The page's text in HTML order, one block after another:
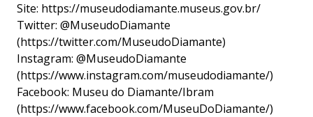
Site: https://museudodiamante.museus.gov.br/
Twitter: @MuseudoDiamante
(https://twitter.com/MuseudoDiamante)
Instagram: @MuseudoDiamante
(https://www.instagram.com/museudodiamante/)
Facebook: Museu do Diamante/Ibram
(https://www.facebook.com/MuseuDoDiamante/)